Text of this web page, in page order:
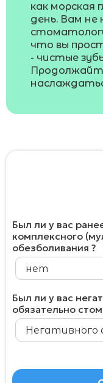
как морская
день. Вам не
что вы
- чистые
Был ли у вас
комплексного
обезболивания ?
Был ли у вас
обязательно